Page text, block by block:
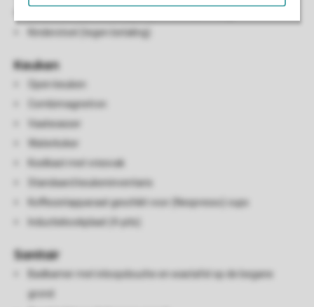
Kinderstoel (tegen betaling)
Keuken
Open keuken
Combimagnetron
Vaatwasser
Waterkoker
Koelkast met vriesvak
Standaard keukeninventaris
Koffiezetapparaat geschikt voor (Nespresso) cups
Inductiekookplaat (4-pits)
Sanitair
Badkamer met inloopdouche en wastafel op de begane
grond